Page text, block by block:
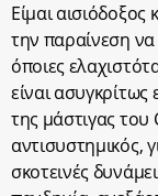
Είμαι
την παραίνεση να
όποιες
είναι
της μάστιγας
αντισυστημικός,
σκοτεινές